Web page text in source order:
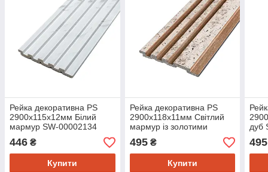
Рейка декоративна PS
2900х115х12мм Білий
мармур SW-00002134
446 ₴
Купити
Рейка декоративна PS
2900х118х11мм Світлий
мармур із золотими
вкрапленнями SW-
00002141-
495₴
Купити
дуб
495